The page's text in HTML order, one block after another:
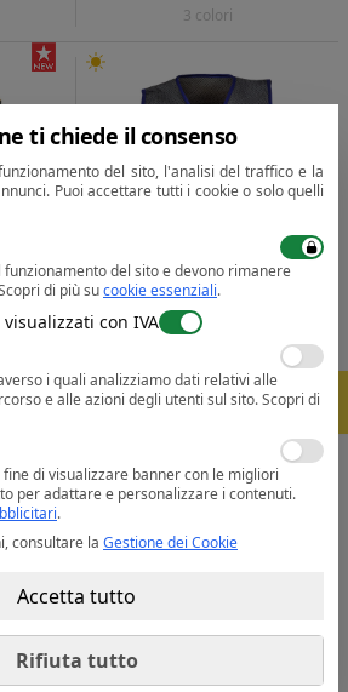
3 colori
CV01
Gilet rinfrescante
da 30 pz. |
Outlet
5%
ti chiede il consenso
del sito, l'analisi del traffico e la
Puoi accettare tutti i cookie o solo quelli
del sito e devono rimanere
di più sucookie essenziali.
visualizzati con IVA
i quali analizziamo dati relativi alle
e alle azioni degli utenti sul sito.Scopri di
di visualizzare banner con le migliori
per adattare e personalizzare i contenuti.
.
consultare la Gestione dei Cookie
Rifiuta tutto
Accetta tutto